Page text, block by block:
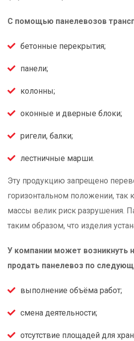
С помощью панелевозов
бетонные перекрытия;
панели;
колонны;
оконные и дверные блоки;
ригели, балки;
лестничные марши.
Эту продукцию запрещено
горизонтальном положении, так
массы велик риск разрушения.
таким образом, что изделия
У компании может возникнуть
продать панелевоз по
выполнение объёма работ;
смена деятельности;
отсутствие площадей для